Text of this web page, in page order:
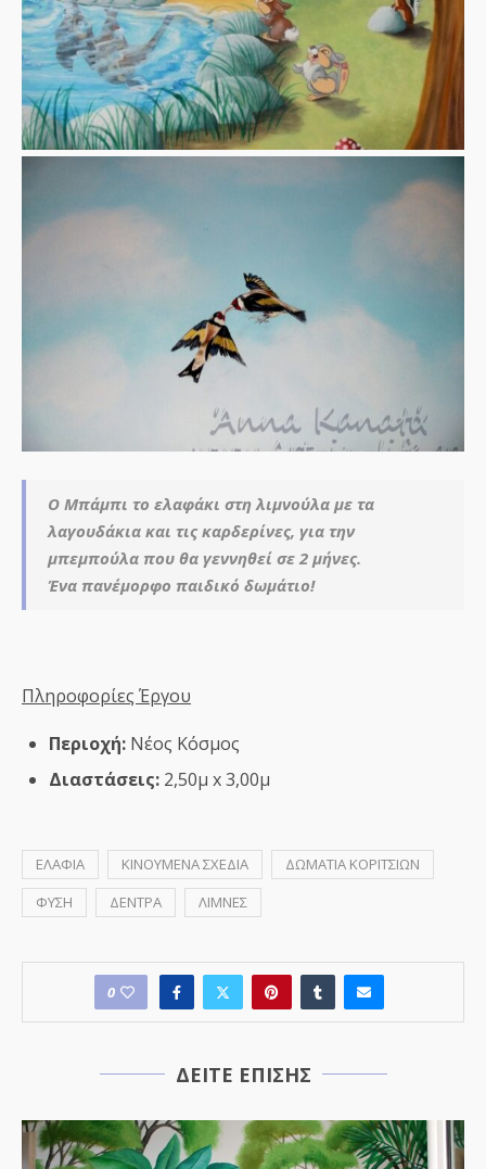
Ο Μπάμπι το ελαφάκι στη λιμνούλα με τα
λαγουδάκια και τις καρδερίνες, για την
μπεμπούλα που θα γεννηθεί σε 2 μήνες.
Ένα πανέμορφο παιδικό δωμάτιο!
Πληροφορίες Έργου
Περιοχή: Νέος Κόσμος
Διαστάσεις: 2,50μ x 3,00μ
ΕΛΑΦΙΑ ΚΙΝΟΥΜΕΝΑ ΣΧΕΔΙΑ
ΔΩΜΑΤΙΑ ΚΟΡΙΤΣΙΩΝ
ΦΥΣΗ
ΔΕΝΤΡΑ ΛΙΜΝΕΣ
0
ΔΕΙΤΕ ΕΠΙΣΗΣ